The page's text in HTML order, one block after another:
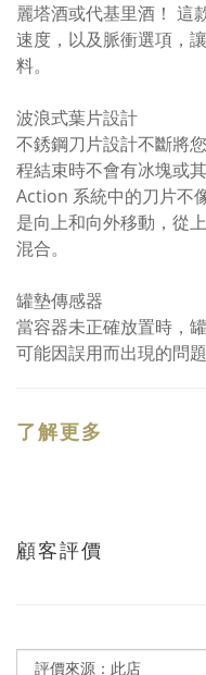
麗塔酒或代基里酒！ 這
速度，以及脈衝選項，
料。
波浪式葉片設計
不銹鋼刀片設計不斷將
程結束時不會有冰塊或
Action 系統中的刀片不
是向上和向外移動，從
混合。
罐墊傳感器
當容器未正確放置時，
可能因誤用而出現的問題
了解更多
顧客評價